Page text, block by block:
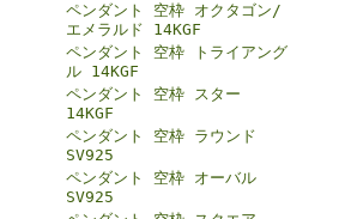
ペンダント 空枠 オクタゴン/
エメラルド 14KGF
ペンダント 空枠 トライアング
ル 14KGF
ペンダント 空枠 スター
14KGF
ペンダント 空枠 ラウンド
SV925
ペンダント 空枠 オーバル
SV925